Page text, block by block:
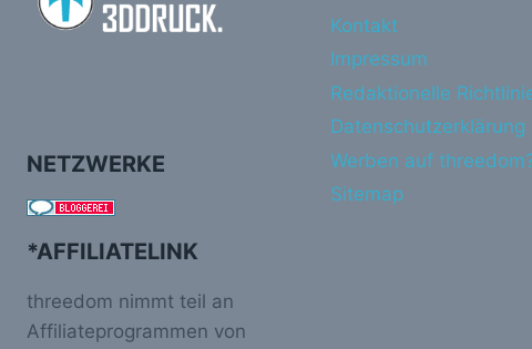
NETZWERKE
*AFFILIATELINK
threedom nimmt teil an
Affiliateprogrammen von
Kontakt
Impressum
Redaktionelle
Datenschutzerklärung
Werben auf
Sitemap